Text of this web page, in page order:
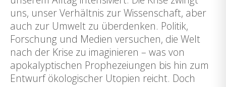
uns, unser Verhältnis zur Wissenschaft, aber
auch zur Umwelt zu überdenken. Politik,
Forschung und Medien versuchen, die Welt
nach der Krise zu imaginieren – was von
apokalyptischen Prophezeiungen bis hin zum
Entwurf ökologischer Utopien reicht. Doch